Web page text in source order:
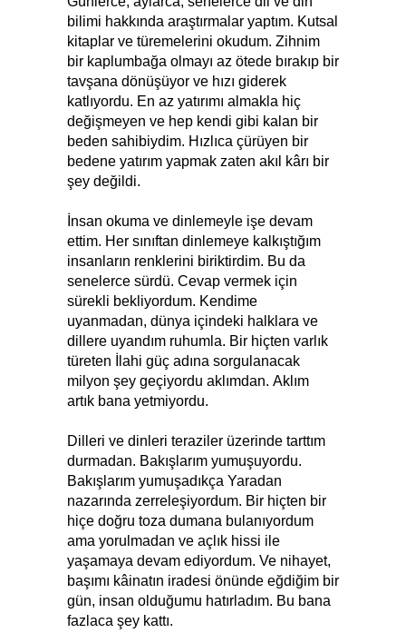
bilimi hakkında araştırmalar yaptım. Kutsal
kitaplar ve türemelerini okudum. Zihnim
bir kaplumbağa olmayı az ötede bırakıp bir
tavşana dönüşüyor ve hızı giderek
katlıyordu. En az yatırımı almakla hiç
değişmeyen ve hep kendi gibi kalan bir
beden sahibiydim. Hızlıca çürüyen bir
bedene yatırım yapmak zaten akıl kârı bir
şey değildi.
İnsan okuma ve dinlemeyle işe devam
ettim. Her sınıftan dinlemeye kalkıştığım
insanların renklerini biriktirdim. Bu da
senelerce sürdü. Cevap vermek için
sürekli bekliyordum. Kendime
uyanmadan, dünya içindeki halklara ve
dillere uyandım ruhumla. Bir hiçten varlık
türeten İlahi güç adına sorgulanacak
milyon şey geçiyordu aklımdan. Aklım
artık bana yetmiyordu.
Dilleri ve dinleri teraziler üzerinde tarttım
durmadan. Bakışlarım yumuşuyordu.
Bakışlarım yumuşadıkça Yaradan
nazarında zerreleşiyordum. Bir hiçten bir
hiçe doğru toza dumana bulanıyordum
ama yorulmadan ve açlık hissi ile
yaşamaya devam ediyordum. Ve nihayet,
başımı kâinatın iradesi önünde eğdiğim bir
gün, insan olduğumu hatırladım. Bu bana
fazlaca şey kattı.